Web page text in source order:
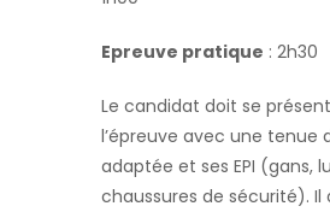
Epreuve pratique : 2h30
Le candidat doit se
l’épreuve avec une tenue
adaptée et ses EPI (gans,
chaussures de sécurité). Il